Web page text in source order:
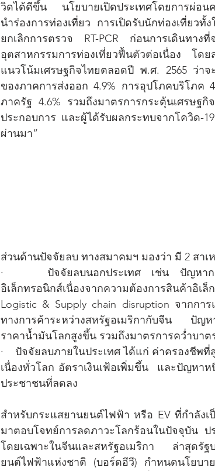
วิดได้ดีขึ้น นโยบายเปิดประเทศโดยการผ่อ
นำร่องการท่องเที่ยว การเปิดรับนักท่องเที่ยว
ยกเลิกการตรวจ RT-PCR ก่อนการเดินท
อุตสาหกรรมการท่องเที่ยวฟื้นตัวต่อเนื่อง โด
แนวโน้มเศรษฐกิจไทยตลอดปี พ.ศ. 2565 ว่า
ของภาคการส่งออก 4.9% การอุปโภคบริโภค
ภาครัฐ 4.6% รวมถึงมาตรการกระตุ้นเศรษฐ
ประกอบการ และผู้ได้รับผลกระทบจากโควิด-
ผ่านมา”
ส่วนด้านปัจจัยลบ ทางสมาคมฯ มองว่า มี 2 สาเ
·    ปัจจัยลบนอกประเทศ เช่น ปัญหาการ
อิเล็กทรอนิกส์เนื่องจากความต้องการสินค้
Logistic & Supply chain disruption จากกา
ทางการค้าระหว่างสหรัฐอเมริกากับจีน ปัญห
ราคาน้ำมันโลกสูงขึ้น รวมถึงมาตรการคว่ำบาต
·    ปัจจัยลบภายในประเทศ ได้แก่ ค่าครองชีพ
เนื่องทั่วโลก อัตราเงินเฟ้อเพิ่มขึ้น  และปัญหา
ประชาชนที่ลดลง
สำหรับกระแสยานยนต์ไฟฟ้า หรือ EV ที่กำลังเ
มาตอบโจทย์การลดภาวะโลกร้อนในปัจจุบัน ป
โดยเฉพาะในจีนและสหรัฐอเมริกา ล่าสุดรัฐ
ยนต์ไฟฟ้าแห่งชาติ (บอร์ดอีวี) กำหนดนโยบา